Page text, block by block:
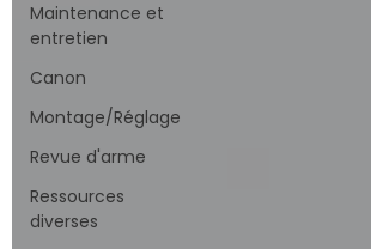
Maintenance et
entretien
Canon
Montage/Réglage
Revue d'arme
Ressources
diverses